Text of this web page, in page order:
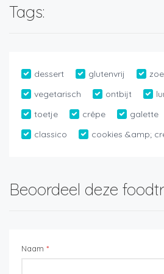
Tags:
dessert glutenvrij
vegetarisch
ontbijt
toetje
crêpe galette
classico
cookies &amp;
Beoordeel deze
Naam *